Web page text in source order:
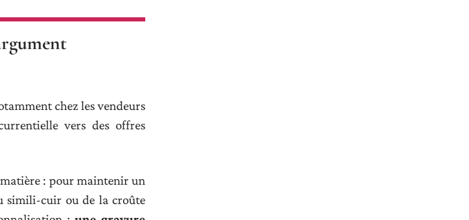
chez les vendeurs
vers des offres
: pour maintenir un
simili-cuir ou de la croûte